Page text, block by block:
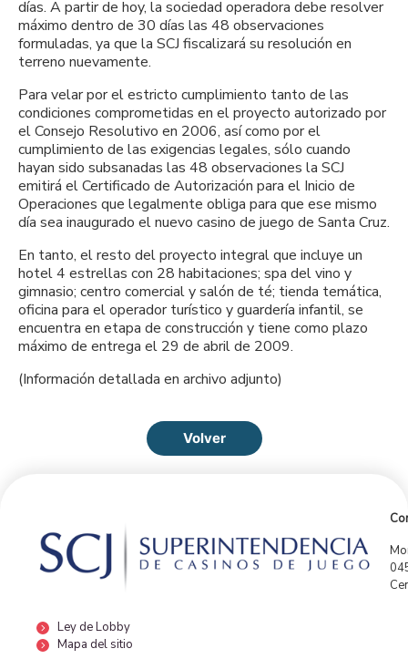
días. A partir de hoy, la sociedad operadora debe resolver
máximo dentro de 30 días las 48 observaciones
formuladas, ya que la SCJ fiscalizará su resolución en
terreno nuevamente.
Para velar por el estricto cumplimiento tanto de las
condiciones comprometidas en el proyecto autorizado por
el Consejo Resolutivo en 2006, así como por el
cumplimiento de las exigencias legales, sólo cuando
hayan sido subsanadas las 48 observaciones la SCJ
emitirá el Certificado de Autorización para el Inicio de
Operaciones que legalmente obliga para que ese mismo
día sea inaugurado el nuevo casino de juego de Santa Cruz.
En tanto, el resto del proyecto integral que incluye un
hotel 4 estrellas con 28 habitaciones; spa del vino y
gimnasio; centro comercial y salón de té; tienda temática,
oficina para el operador turístico y guardería infantil, se
encuentra en etapa de construcción y tiene como plazo
máximo de entrega el 29 de abril de 2009.
(Información detallada en archivo adjunto)
Volver
Ley de Lobby
Mapa del sitio